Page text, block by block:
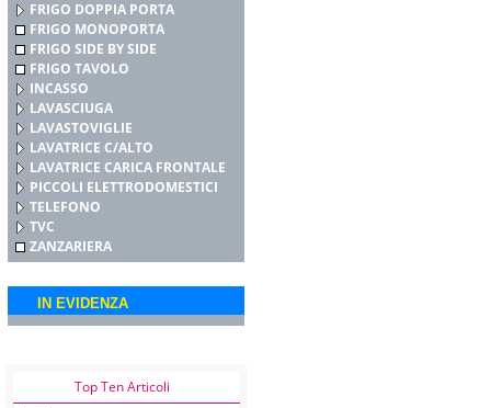
FRIGO DOPPIA PORTA
FRIGO MONOPORTA
FRIGO SIDE BY SIDE
FRIGO TAVOLO
INCASSO
LAVASCIUGA
LAVASTOVIGLIE
LAVATRICE C/ALTO
LAVATRICE CARICA FRONTALE
PICCOLI ELETTRODOMESTICI
TELEFONO
TVC
ZANZARIERA
IN EVIDENZA
Top Ten Articoli